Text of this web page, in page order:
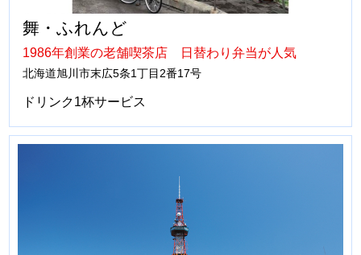
舞・ふれんど
1986年創業の老舗喫茶店 日替わり弁当が人気
北海道旭川市末広5条1丁目2番17号
ドリンク1杯サービス